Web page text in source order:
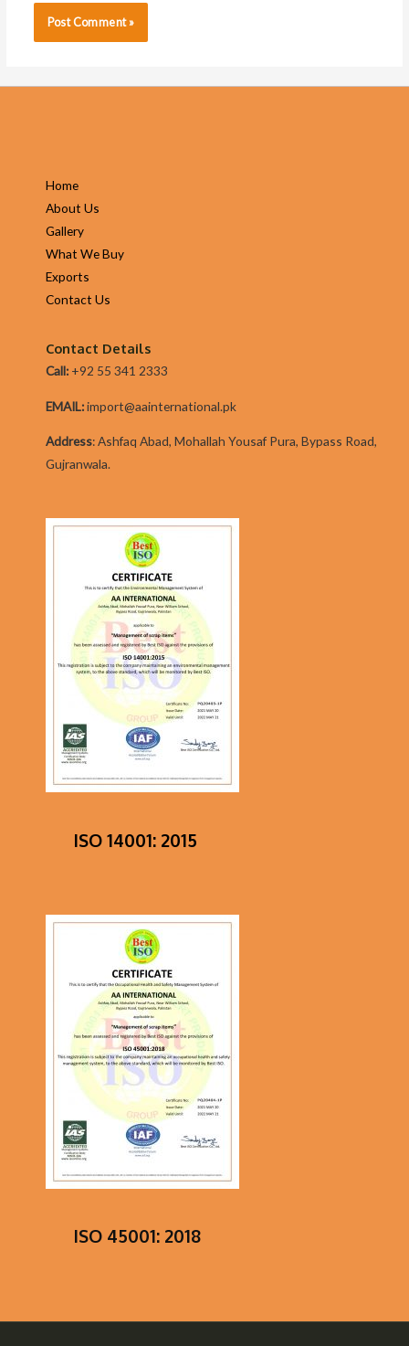
Home
About Us
Gallery
What We Buy
Exports
Contact Us
Contact Details
Call: +92 55 341 2333
EMAIL:import@aainternational.pk
Address:Ashfaq Abad, Mohallah Yousaf Pura, Bypass Road,
Gujranwala.
ISO 14001: 2015
ISO 45001: 2018